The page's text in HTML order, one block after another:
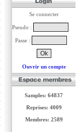
Se connecter
Pseudo :
Passe :
Ouvrir un compte
Samples: 64837
Reprises: 4009
Membres: 2589